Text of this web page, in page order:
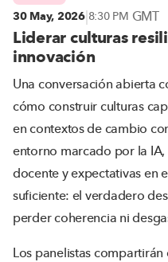
30 May, 2026|8:30 PM GMT
Liderar culturas
innovación
Una conversación abierta
cómo construir culturas
en contextos de cambio
entorno marcado por la
docente y expectativas en
suficiente: el verdadero
perder coherencia ni
Los panelistas